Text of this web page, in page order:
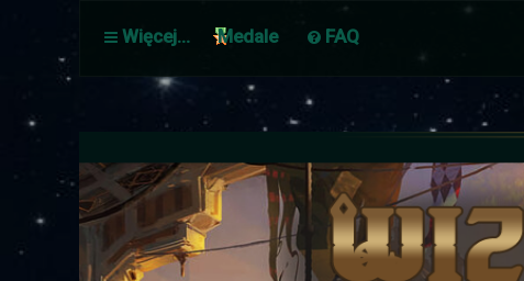
Więcej… Medale FAQ